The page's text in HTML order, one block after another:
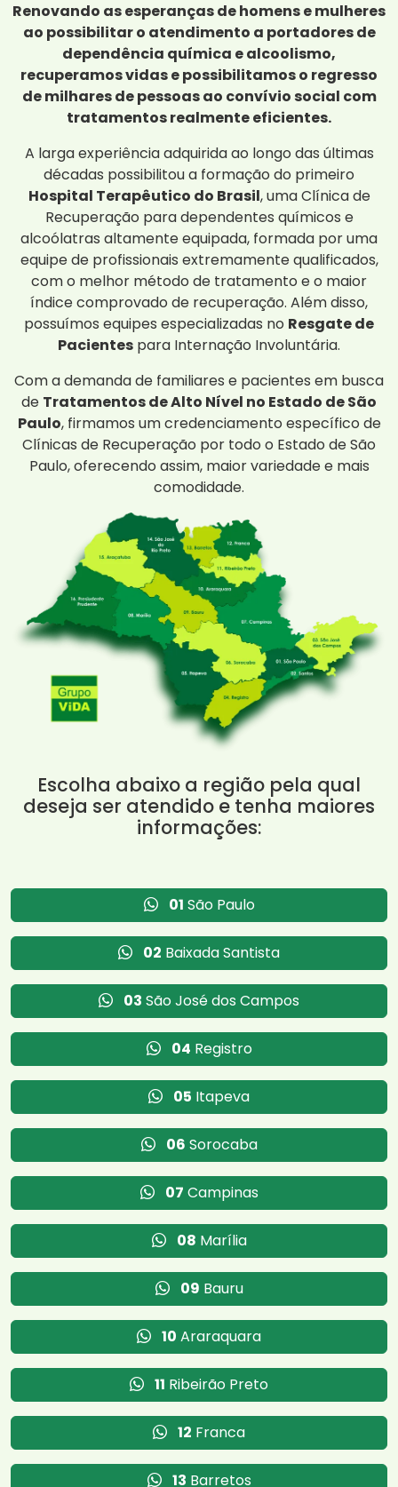
Renovando as esperanças de homens e mulheres
ao possibilitar o atendimento a portadores de
dependência química e alcoolismo,
recuperamos vidas e possibilitamos o regresso
de milhares de pessoas ao convívio social com
tratamentos realmente eficientes.
A larga experiência adquirida ao longo das últimas
décadas possibilitou a formação do primeiro
Hospital Terapêutico do Brasil, uma Clínica de
Recuperação para dependentes químicos e
alcoólatras altamente equipada, formada por uma
equipe de profissionais extremamente qualificados,
com o melhor método de tratamento e o maior
índice comprovado de recuperação. Além disso,
possuímos equipes especializadas no Resgate de
Pacientes para Internação Involuntária.
Com a demanda de familiares e pacientes em busca
de Tratamentos de Alto Nível no Estado de São
Paulo, firmamos um credenciamento específico de
Clínicas de Recuperação por todo o Estado de São
Paulo, oferecendo assim, maior variedade e mais
comodidade.
Escolha abaixo a região pela qual
deseja ser atendido e tenha maiores
informações:
01 São Paulo
02 Baixada Santista
03 São José dos Campos
04 Registro
05 Itapeva
06 Sorocaba
07 Campinas
08 Marília
09 Bauru
10 Araraquara
11 Ribeirão Preto
12 Franca
13 Barretos